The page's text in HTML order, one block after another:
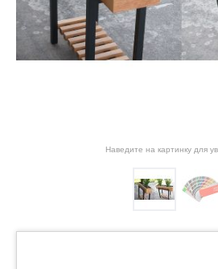
Наведите на картинку для